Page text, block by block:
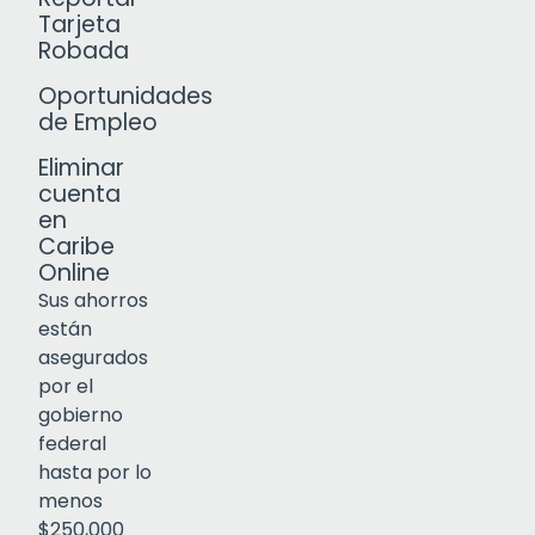
Tarjeta
Robada
Oportunidades
de Empleo
Eliminar
cuenta
en
Caribe
Online
Sus ahorros
están
asegurados
por el
gobierno
federal
hasta por lo
menos